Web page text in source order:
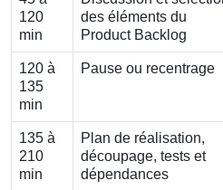
120
min
des éléments du
Product Backlog
120 à
135
min
Pause ou recentrage
135 à
210
min
Plan de réalisation,
découpage, tests et
dépendances